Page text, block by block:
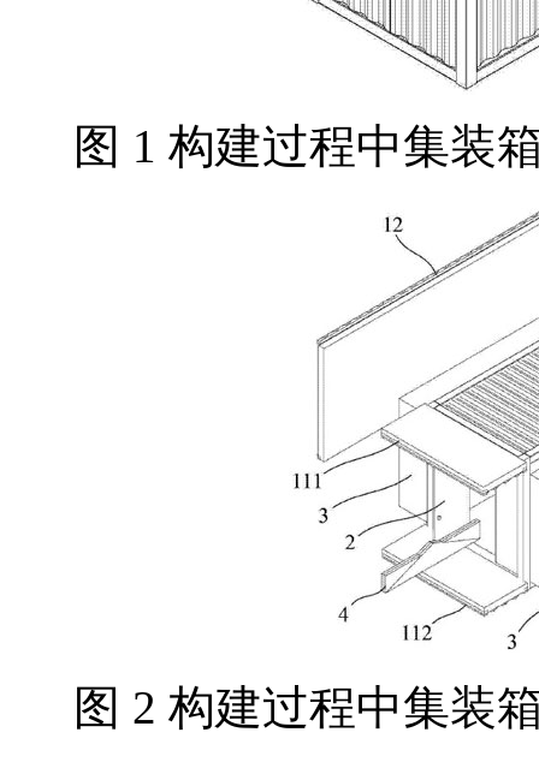
图 1 构建过程中集装
图 2 构建过程中集装